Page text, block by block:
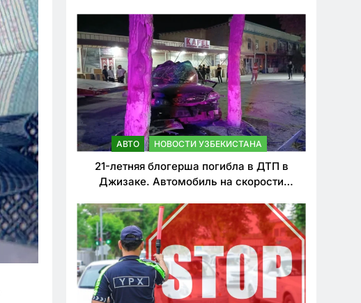
нарушителей ПДД
АВТО НОВОСТИ УЗБЕКИСТАНА
21-летняя блогерша погибла в ДТП в
Джизаке. Автомобиль на скорости